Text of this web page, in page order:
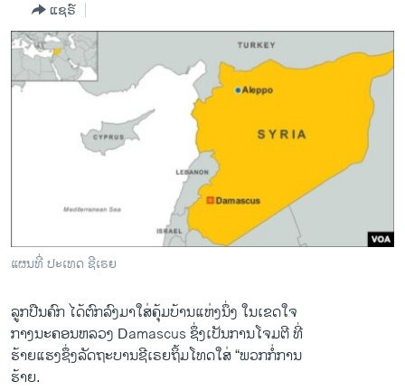
ໂລກ
ເອເຊຍ
ອິດສະຫຼະພາບດ້ານການຂ່າວ
ຊຸມຊົນຊາວລາວ
ພາສາອັງກິດ
ສຽງ
ລາຍການກະຈາຍສຽງ
ລາຍງານ
ຕິດຕາມພວກເຮົາ ທີ່
ແຊຣ໌
ແຜນທີ່ ປະເທດ ຊີເຣຍ
ລູກປືນ​ຄົກ ​ໄດ້​ຕົກ​ລົງ​ມາ​ໃສ່ຄຸ້ມ​ບ້ານ​ແຫ່ງ​ນຶ່ງ​ ໃນເຂດໃຈ
ກາງນະຄອນ​ຫລວງ Damascus ຊຶ່ງ​ເປັນ​ການ​ໂຈມ​ຕີ ​ທີ່
​ຮ້າຍ​ແຮງຊຶ່ງລັດຖະບານ​ຊີ​ເຣຍຖິ້ມໂທດໃສ່ “ພວກ​ກໍ່​ການ
​ຮ້າຍ.